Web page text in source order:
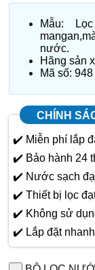
Mẫu:
nước.
Hãng sản
Mã số: 948
CHÍNH
✔️ Miễn phí lắp
✔️ Bảo hành 24
✔️ Nước sạch
✔️ Thiết bị lọc
✔️ Không sử
✔️ Lắp đặt